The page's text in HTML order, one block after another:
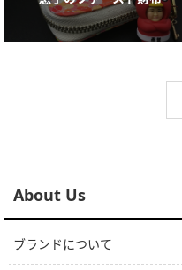
About Us
ブランドについて